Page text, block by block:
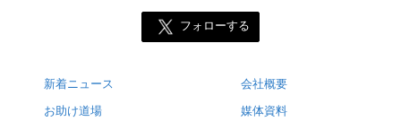
フォローする
新着ニュース
お助け道場
会社概要
媒体資料